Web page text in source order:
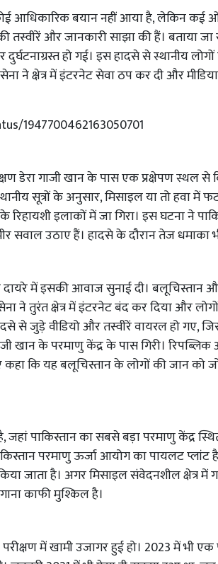
आधिकारिक बयान नहीं आया है, लेकिन कई
और जानकारी साझा की हैं। बताया जा
हो गई। इस हादसे से स्थानीय
ने क्षेत्र में इंटरनेट सेवा ठप कर दी और
1947700462163050701
डेरा गाजी खान के पास एक प्रक्षेपण स्थल
सूत्रों के अनुसार, मिसाइल या तो हवा में
इलाकों में जा गिरा। इस घटना ने
सवाल उठाए हैं। हादसे के दौरान तेज धमाका
दायरे में इसकी आवाज सुनाई दी। बलूचिस्तान
तुरंत क्षेत्र में इंटरनेट बंद कर दिया और
से जुड़े वीडियो और तस्वीरें वायरल हो गए,
खान के परमाणु केंद्र के पास गिरी।
कि यह बलूचिस्तान के लोगों की जान को
जहां पाकिस्तान का सबसे बड़ा परमाणु केंद्र
परमाणु ऊर्जा आयोग का पायलट प्लांट
जाता है। अगर मिसाइल संवेदनशील क्षेत्र में
काफी मुश्किल है।
में खामी उजागर हुई हो। 2023 में भी